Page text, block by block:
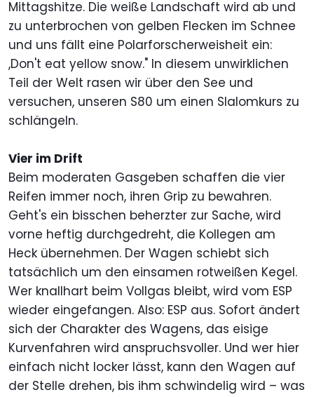
Mittagshitze. Die weiße Landschaft wird ab und
zu unterbrochen von gelben Flecken im Schnee
und uns fällt eine Polarforscherweisheit ein:
,Don't eat yellow snow." In diesem unwirklichen
Teil der Welt rasen wir über den See und
versuchen, unseren S80 um einen Slalomkurs zu
schlängeln.
Vier im Drift
Beim moderaten Gasgeben schaffen die vier
Reifen immer noch, ihren Grip zu bewahren.
Geht's ein bisschen beherzter zur Sache, wird
vorne heftig durchgedreht, die Kollegen am
Heck übernehmen. Der Wagen schiebt sich
tatsächlich um den einsamen rotweißen Kegel.
Wer knallhart beim Vollgas bleibt, wird vom ESP
wieder eingefangen. Also: ESP aus. Sofort ändert
sich der Charakter des Wagens, das eisige
Kurvenfahren wird anspruchsvoller. Und wer hier
einfach nicht locker lässt, kann den Wagen auf
der Stelle drehen, bis ihm schwindelig wird – was